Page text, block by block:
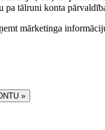
pa tālruni konta
mārketinga
»